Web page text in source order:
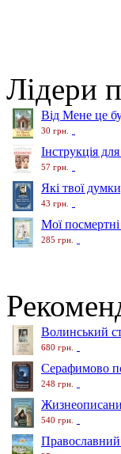
Лідери
Від Мене це
30 грн.
Інструкція
57 грн.
Які твої
43 грн.
Мої
285 грн.
Волинський
680 грн.
Серафимово
248 грн.
540 грн.